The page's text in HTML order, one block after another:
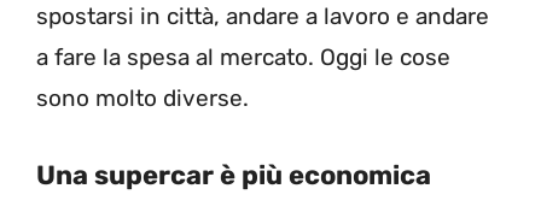
spostarsi in città, andare a lavoro e andare
a fare la spesa al mercato. Oggi le cose
sono molto diverse.
Una supercar è più economica